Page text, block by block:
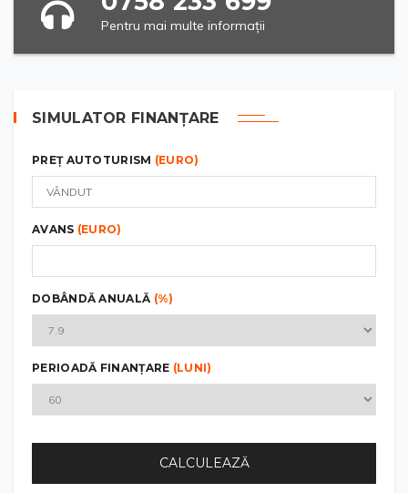
Pentru mai multe informații
SIMULATOR FINANȚARE
PREȚ AUTOTURISM (EURO)
AVANS (EURO)
DOBÂNDĂ ANUALĂ (%)
PERIOADĂ FINANȚARE (LUNI)
CALCULEAZĂ